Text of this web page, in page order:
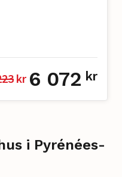
kr 6 072 kr
i Pyrénées-